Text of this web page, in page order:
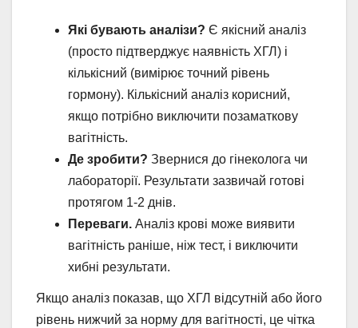
Які бувають аналізи? Є якісний аналіз
(просто підтверджує наявність ХГЛ) і
кількісний (вимірює точний рівень
гормону). Кількісний аналіз корисний,
якщо потрібно виключити позаматкову
вагітність.
Де зробити? Звернися до гінеколога чи
лабораторії. Результати зазвичай готові
протягом 1-2 днів.
Переваги. Аналіз крові може виявити
вагітність раніше, ніж тест, і виключити
хибні результати.
Якщо аналіз показав, що ХГЛ відсутній або його
рівень нижчий за норму для вагітності, це чітка